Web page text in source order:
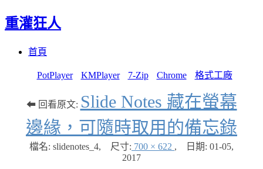
重灌狂人
首頁
PotPlayer KMPlayer 7-Zip Chrome 格式工廠
⬅ 回看原文: Slide Notes 藏在螢幕
邊緣，可隨時取用的備忘錄
檔名: slidenotes_4, 尺寸: 700 × 622 , 日期: 01-05,
2017